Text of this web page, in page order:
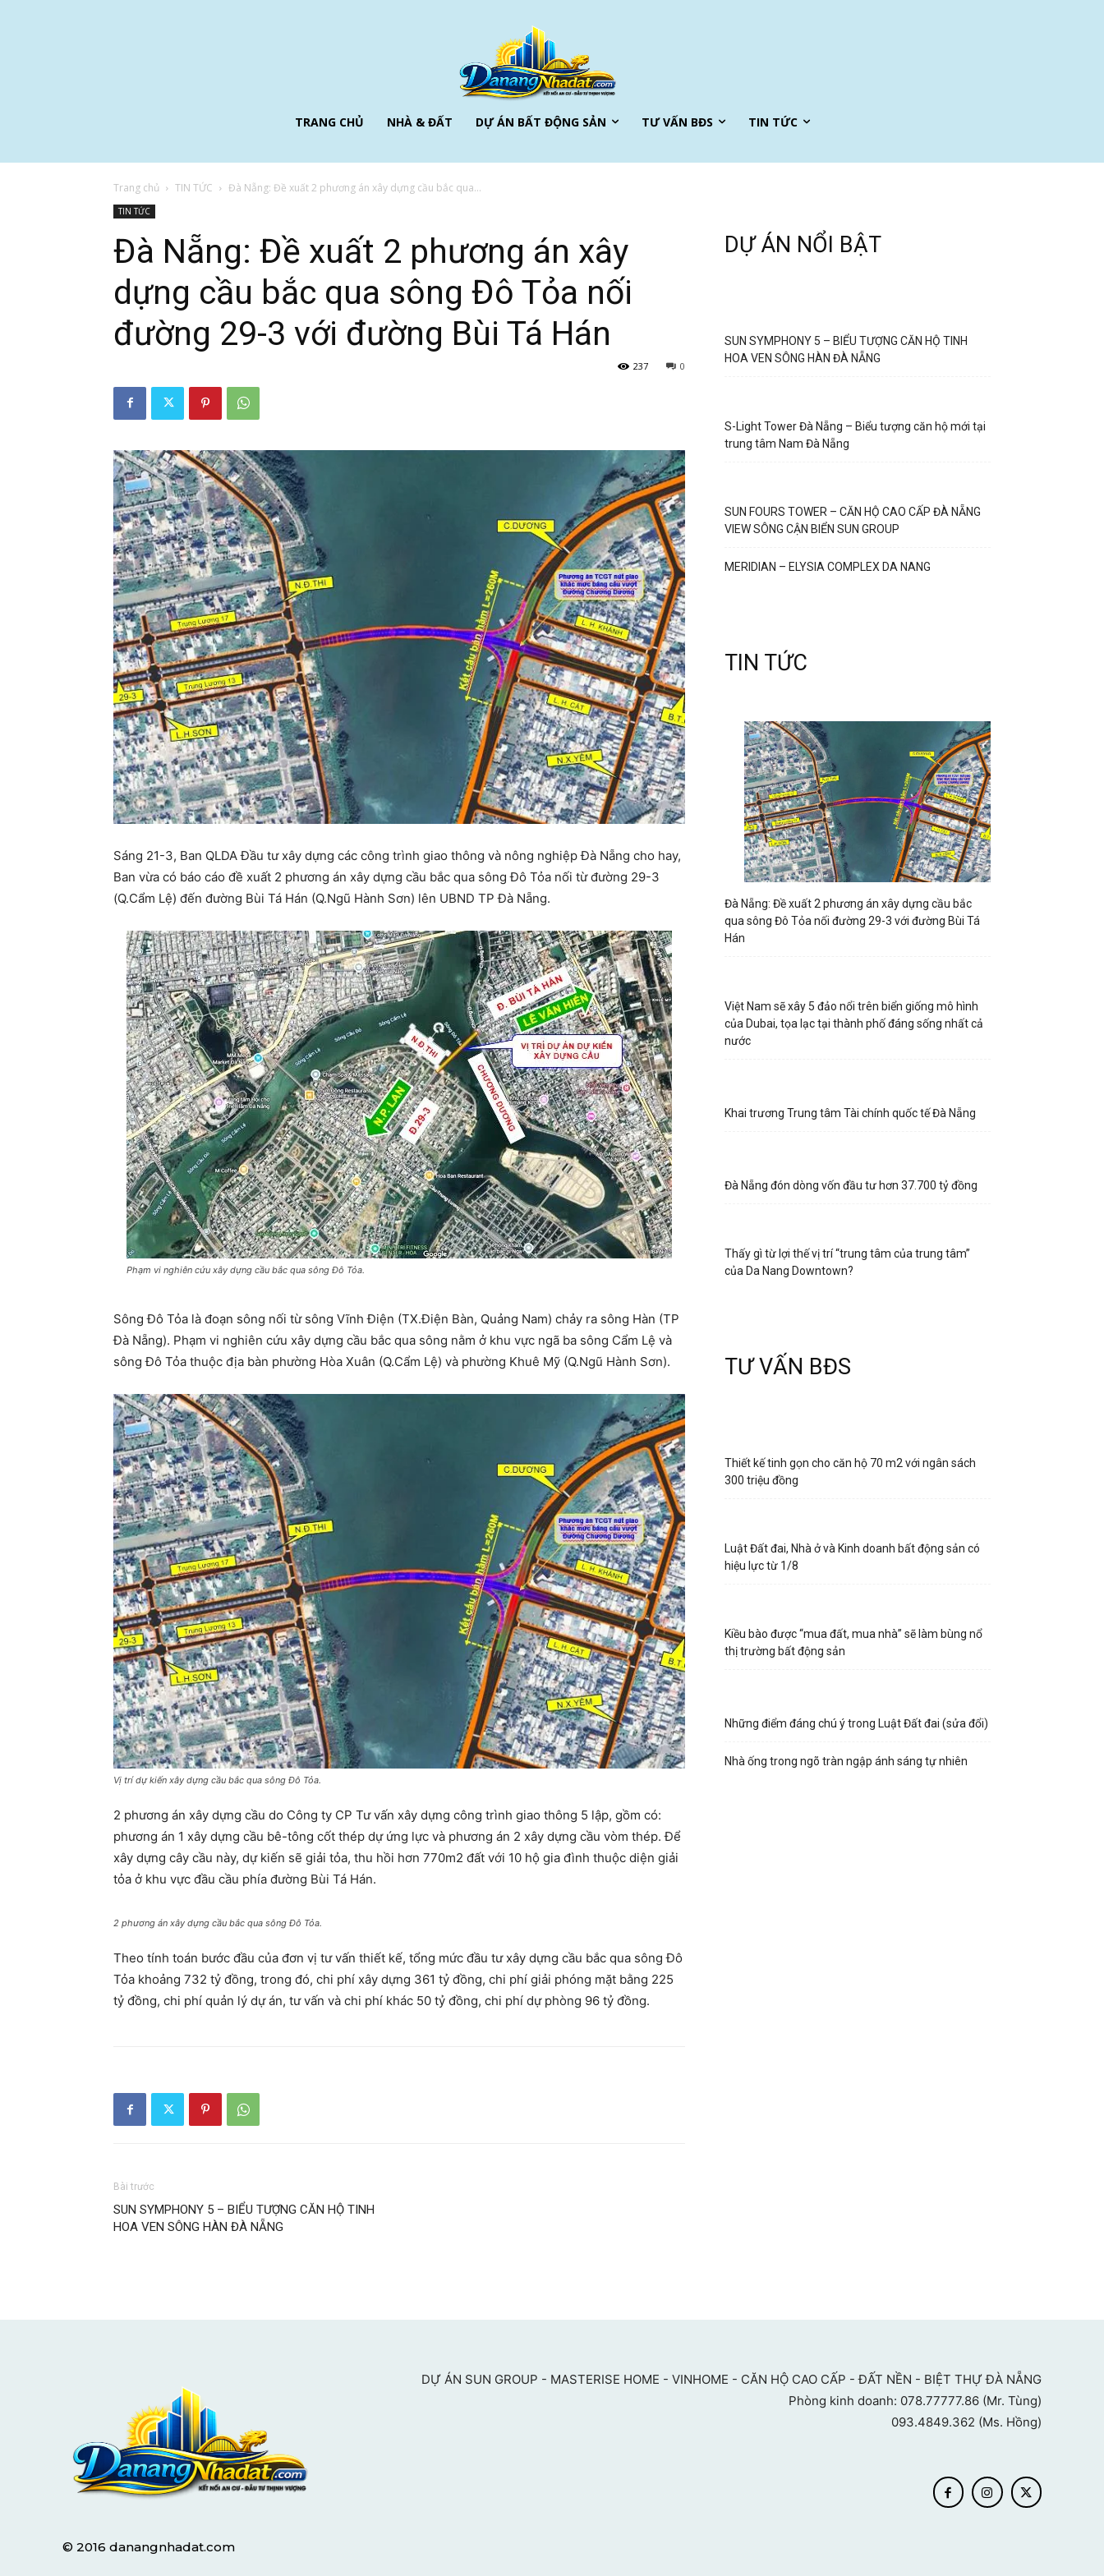
TRANG CHỦ NHÀ & ĐẤT DỰ ÁN BẤT ĐỘNG SẢN TƯ VẤN BĐS TIN TỨC
Trang chủ TIN TỨC Đà Nẵng: Đề xuất 2 phương án xây dựng cầu bắc qua...
TIN TỨC
Đà Nẵng: Đề xuất 2 phương án xây
dựng cầu bắc qua sông Đô Tỏa nối
đường 29-3 với đường Bùi Tá Hán
0
237
Sáng 21-3, Ban QLDA Đầu tư xây dựng các công trình giao thông và nông nghiệp Đà Nẵng cho hay,
Ban vừa có báo cáo đề xuất 2 phương án xây dựng cầu bắc qua sông Đô Tỏa nối từ đường 29-3
(Q.Cẩm Lệ) đến đường Bùi Tá Hán (Q.Ngũ Hành Sơn) lên UBND TP Đà Nẵng.
Phạm vi nghiên cứu xây dựng cầu bắc qua sông Đô Tỏa.
Sông Đô Tỏa là đoạn sông nối từ sông Vĩnh Điện (TX.Điện Bàn, Quảng Nam) chảy ra sông Hàn (TP
Đà Nẵng). Phạm vi nghiên cứu xây dựng cầu bắc qua sông nằm ở khu vực ngã ba sông Cẩm Lệ và
sông Đô Tỏa thuộc địa bàn phường Hòa Xuân (Q.Cẩm Lệ) và phường Khuê Mỹ (Q.Ngũ Hành Sơn).
Vị trí dự kiến xây dựng cầu bắc qua sông Đô Tỏa.
2 phương án xây dựng cầu do Công ty CP Tư vấn xây dựng công trình giao thông 5 lập, gồm có:
phương án 1 xây dựng cầu bê-tông cốt thép dự ứng lực và phương án 2 xây dựng cầu vòm thép. Để
xây dựng cây cầu này, dự kiến sẽ giải tỏa, thu hồi hơn 770m2 đất với 10 hộ gia đình thuộc diện giải
tỏa ở khu vực đầu cầu phía đường Bùi Tá Hán.
2 phương án xây dựng cầu bắc qua sông Đô Tỏa.
Theo tính toán bước đầu của đơn vị tư vấn thiết kế, tổng mức đầu tư xây dựng cầu bắc qua sông Đô
Tỏa khoảng 732 tỷ đồng, trong đó, chi phí xây dựng 361 tỷ đồng, chi phí giải phóng mặt bằng 225
tỷ đồng, chi phí quản lý dự án, tư vấn và chi phí khác 50 tỷ đồng, chi phí dự phòng 96 tỷ đồng.
Bài trước
SUN SYMPHONY 5 – BIỂU TƯỢNG CĂN HỘ TINH
HOA VEN SÔNG HÀN ĐÀ NẴNG
DỰ ÁN NỔI BẬT
SUN SYMPHONY 5 – BIỂU TƯỢNG CĂN HỘ TINH
HOA VEN SÔNG HÀN ĐÀ NẴNG
S-Light Tower Đà Nẵng – Biểu tượng căn hộ mới tại
trung tâm Nam Đà Nẵng
SUN FOURS TOWER – CĂN HỘ CAO CẤP ĐÀ NẴNG
VIEW SÔNG CẬN BIỂN SUN GROUP
MERIDIAN – ELYSIA COMPLEX DA NANG
TIN TỨC
Đà Nẵng: Đề xuất 2 phương án xây dựng cầu bắc
qua sông Đô Tỏa nối đường 29-3 với đường Bùi Tá
Hán
Việt Nam sẽ xây 5 đảo nổi trên biển giống mô hình
của Dubai, tọa lạc tại thành phố đáng sống nhất cả
nước
Khai trương Trung tâm Tài chính quốc tế Đà Nẵng
Đà Nẵng đón dòng vốn đầu tư hơn 37.700 tỷ đồng
Thấy gì từ lợi thế vị trí “trung tâm của trung tâm”
của Da Nang Downtown?
TƯ VẤN BĐS
Thiết kế tinh gọn cho căn hộ 70 m2 với ngân sách
300 triệu đồng
Luật Đất đai, Nhà ở và Kinh doanh bất động sản có
hiệu lực từ 1/8
Kiều bào được “mua đất, mua nhà” sẽ làm bùng nổ
thị trường bất động sản
Những điểm đáng chú ý trong Luật Đất đai (sửa đổi)
Nhà ống trong ngõ tràn ngập ánh sáng tự nhiên
DỰ ÁN SUN GROUP - MASTERISE HOME - VINHOME - CĂN HỘ CAO CẤP - ĐẤT NỀN - BIỆT THỰ ĐÀ NẴNG
Phòng kinh doanh: 078.77777.86 (Mr. Tùng)
093.4849.362 (Ms. Hồng)
© 2016 danangnhadat.com